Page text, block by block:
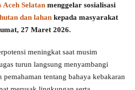
Aceh Selatan menggelar sosialisasi
dan lahan kepada masyarakat
27 Maret 2026.
meningkat saat musim
turun langsung menyambangi
tentang bahaya kebakaran